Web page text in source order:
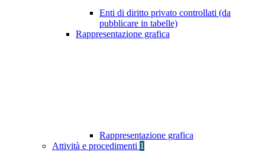
Enti di diritto privato controllati (da
pubblicare in tabelle)
Rappresentazione grafica
Rappresentazione grafica
Attività e procedimenti 1